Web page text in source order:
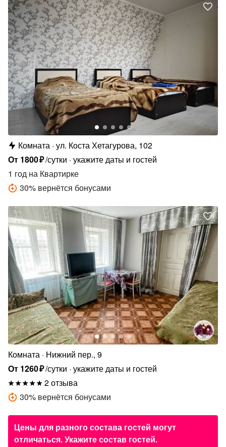
Комната ул. Коста Хетагурова, 102
От 1800₽/сутки укажите даты и гостей
1 год на Квартирке
30% вернётся бонусами
Комната Нижний пер., 9
От 1260₽/сутки укажите даты и гостей
2 отзыва
30% вернётся бонусами
Цены для разного состава гостей могут
отличаться. Укажите состав гостей.